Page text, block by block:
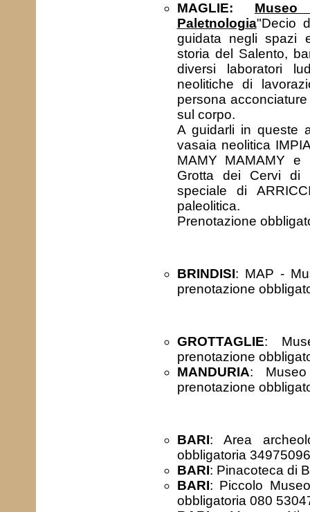
MAGLIE:
Paletnologia"Decio
guidata negli spazi
storia del Salento,
diversi laboratori
neolitiche di
persona
sul corpo.
A guidarli in queste
vasaia neolitica
MAMY MAMAMY e
Grotta dei Cervi di
speciale di
paleolitica.
Prenotazione
BRINDISI: MAP -
prenotazione
GROTTAGLIE:
prenotazione
MANDURIA:
prenotazione
BARI: Area
obbligatoria
BARI: Pinacoteca di
BARI: Piccolo
obbligatoria 080